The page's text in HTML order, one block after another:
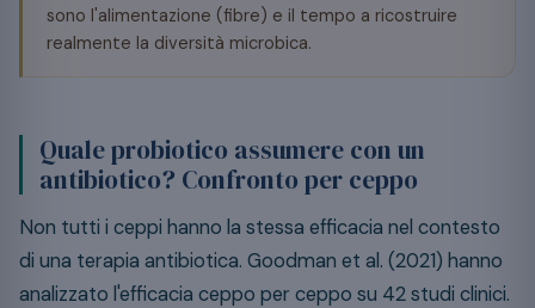
sono l'alimentazione (fibre) e il tempo a ricostruire
realmente la diversità microbica.
Quale probiotico assumere con un
antibiotico? Confronto per ceppo
Non tutti i ceppi hanno la stessa efficacia nel contesto
di una terapia antibiotica. Goodman et al. (2021) hanno
analizzato l'efficacia ceppo per ceppo su 42 studi clinici.